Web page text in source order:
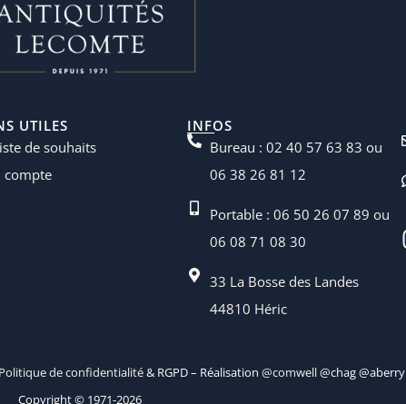
UTILES
de souhaits
compte
INFOS
Bureau : 02 40 57 63 83 ou
06 38 26 81 12
Portable : 06 50 26 07 89 ou
06 08 71 08 30
33 La Bosse des Landes
44810 Héric
Politique de confidentialité& RGPD – Réalisation @comwell@chag @aberry
Copyright © 1971-2026